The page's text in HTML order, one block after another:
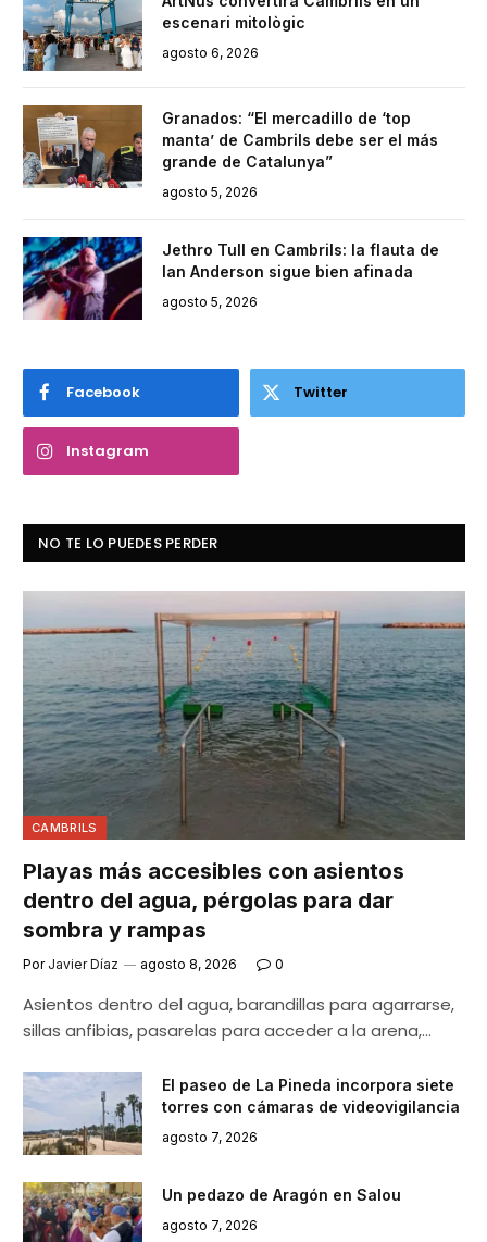
escenari mitològic
agosto 6, 2026
Granados: “El mercadillo de ‘top
manta’ de Cambrils debe ser el más
grande de Catalunya”
agosto 5, 2026
Jethro Tull en Cambrils: la flauta de
Ian Anderson sigue bien afinada
agosto 5, 2026
Facebook Twitter
Instagram
NO TE LO PUEDES PERDER
CAMBRILS
Playas más accesibles con asientos
dentro del agua, pérgolas para dar
sombra y rampas
Por Javier Díaz agosto 8, 2026 0
Asientos dentro del agua, barandillas para agarrarse,
sillas anfibias, pasarelas para acceder a la arena,…
El paseo de La Pineda incorpora siete
torres con cámaras de videovigilancia
agosto 7, 2026
Un pedazo de Aragón en Salou
agosto 7, 2026